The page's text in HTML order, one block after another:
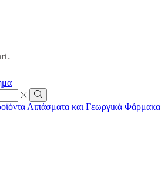
Search
Λιπάσματα και Γεωργικά Φάρμακα